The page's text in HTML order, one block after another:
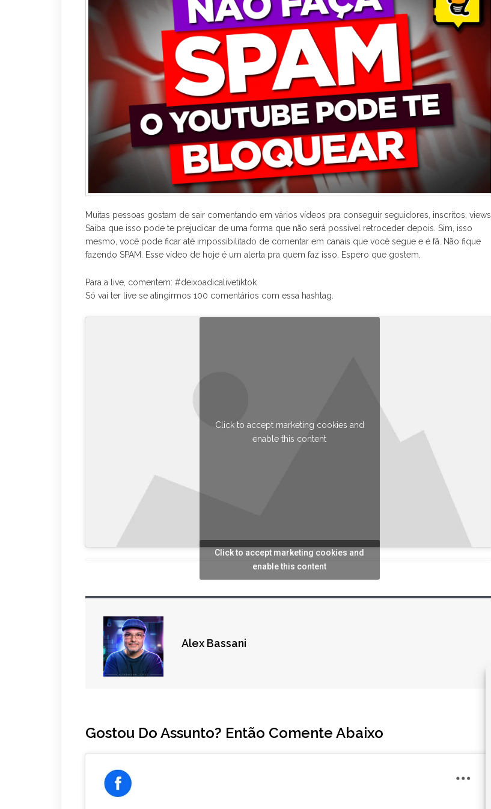
k
a
m
Muitas pessoas gostam de sair comentando em vários vídeos pra conseguir seguidores, inscritos, views.
Saiba que isso pode te prejudicar de uma forma que não será possível retroceder depois. Sim, isso
mesmo, você pode ficar até impossibilitado de comentar em canais que você segue e é fã. Não fique
fazendo SPAM. Esse vídeo de hoje é um alerta pra quem faz isso. Espero que gostem.
Para a live, comentem: #deixoadicalivetiktok
Só vai ter live se atingirmos 100 comentários com essa hashtag.
Click to accept marketing cookies and
enable this content
Click to accept marketing cookies and
enable this content
Alex Bassani
Gostou Do Assunto? Então Comente Abaixo